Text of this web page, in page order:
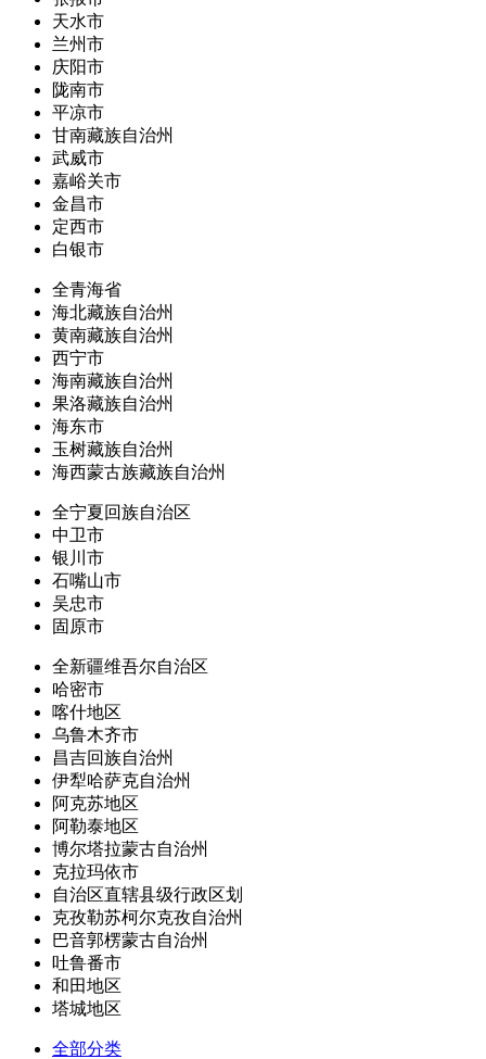
天水市
兰州市
庆阳市
陇南市
平凉市
甘南藏族自治州
武威市
嘉峪关市
金昌市
定西市
白银市
全青海省
海北藏族自治州
黄南藏族自治州
西宁市
海南藏族自治州
果洛藏族自治州
海东市
玉树藏族自治州
海西蒙古族藏族自治州
全宁夏回族自治区
中卫市
银川市
石嘴山市
吴忠市
固原市
全新疆维吾尔自治区
哈密市
喀什地区
乌鲁木齐市
昌吉回族自治州
伊犁哈萨克自治州
阿克苏地区
阿勒泰地区
博尔塔拉蒙古自治州
克拉玛依市
自治区直辖县级行政区划
克孜勒苏柯尔克孜自治州
巴音郭楞蒙古自治州
吐鲁番市
和田地区
塔城地区
全部分类